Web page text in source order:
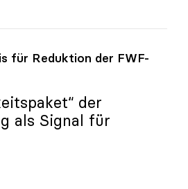
uniko-Projekt
für Reduktion der FWF-
der
als Signal für